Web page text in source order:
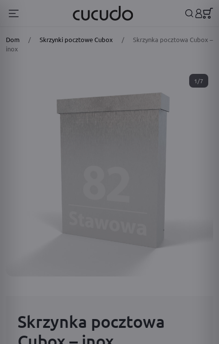
Dom / Skrzynki pocztowe Cubox /
Skrzynka pocztowa Cubox –
inox
1/7
Skrzynka pocztowa